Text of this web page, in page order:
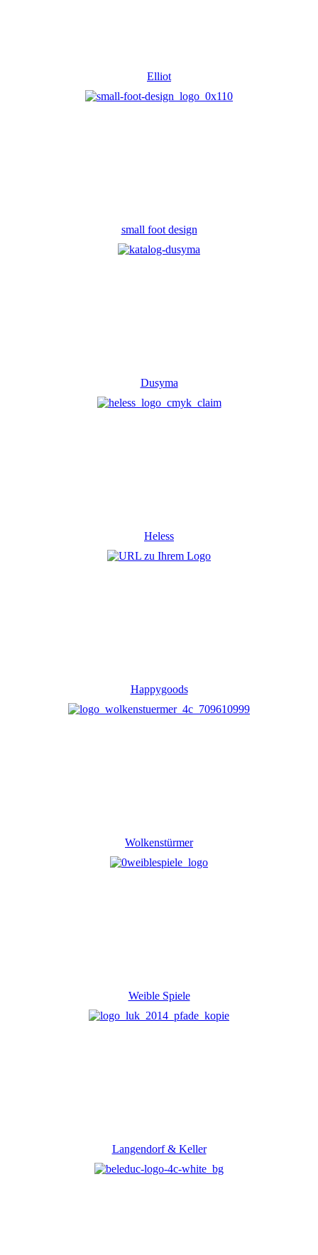
Elliot
small foot design
Dusyma
Heless
Happygoods
Wolkenstürmer
Weible Spiele
Langendorf & Keller